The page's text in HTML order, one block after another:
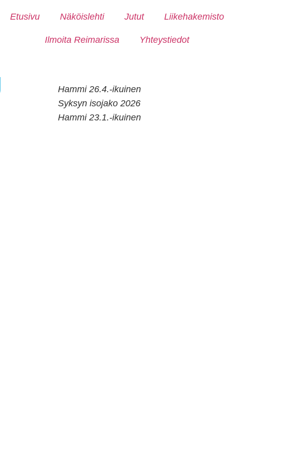
Etusivu Näköislehti Jutut Liikehakemisto
Ilmoita Reimarissa Yhteystiedot
Hammi 26.4.-ikuinen
Syksyn isojako 2026
Hammi 23.1.-ikuinen